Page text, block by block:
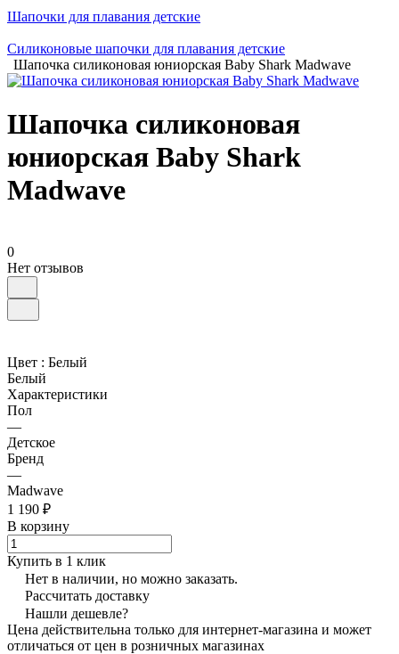
Шапочки для плавания детские
Силиконовые шапочки для плавания детские
Шапочка силиконовая юниорская Baby Shark Madwave
Шапочка силиконовая
юниорская Baby Shark
Madwave
0
Нет отзывов
Цвет : Белый
Белый
Характеристики
Пол
—
Детское
Бренд
—
Madwave
1 190 ₽
В корзину
Купить в 1 клик
Нет в наличии, но можно заказать.
Рассчитать доставку
Нашли дешевле?
Цена действительна только для интернет-магазина и может
отличаться от цен в розничных магазинах